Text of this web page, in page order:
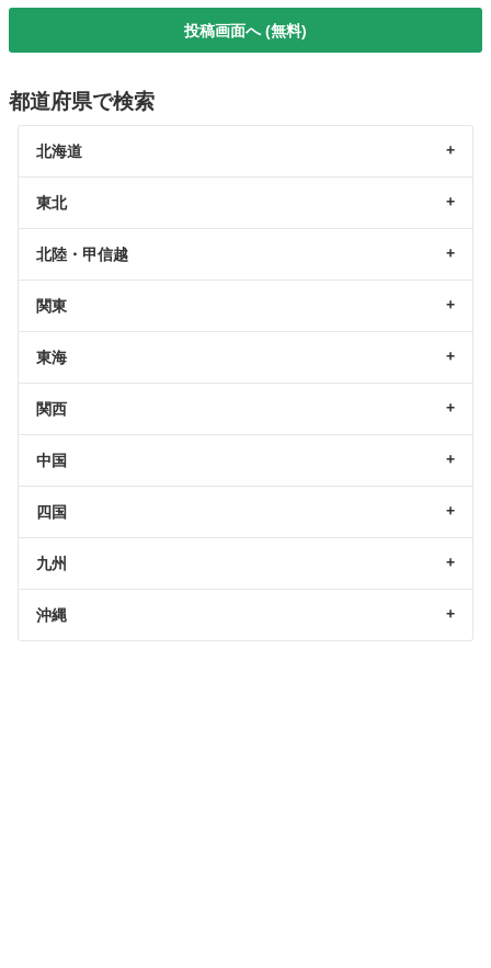
投稿画面へ (無料)
都道府県で検索
北海道
東北
北陸・甲信越
関東
東海
関西
中国
四国
九州
沖縄